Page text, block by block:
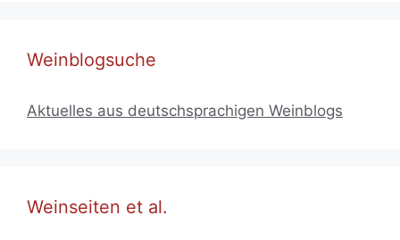
Weinblogsuche
Aktuelles aus deutschsprachigen Weinblogs
Weinseiten et al.